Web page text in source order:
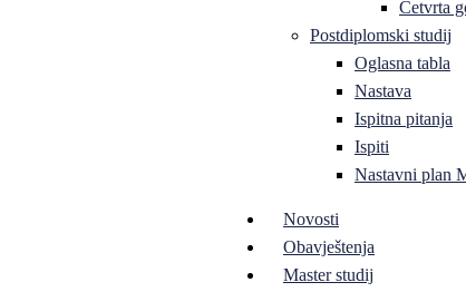
Četvrta
Postdiplomski studij
Oglasna tabla
Nastava
Ispitna pitanja
Ispiti
Nastavni plan
Novosti
Obavještenja
Master studij